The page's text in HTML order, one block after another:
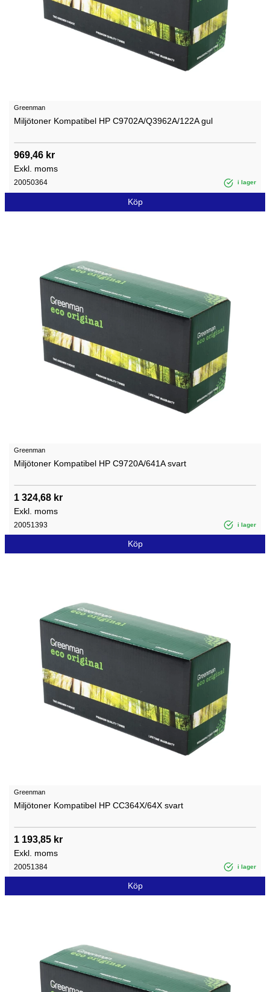
Greenman
Miljötoner Kompatibel HP C9702A/Q3962A/122A gul
969,46 kr
Exkl. moms
20050364 i lager
Köp
Greenman
Miljötoner Kompatibel HP C9720A/641A svart
1 324,68 kr
Exkl. moms
20051393 i lager
Köp
Greenman
Miljötoner Kompatibel HP CC364X/64X svart
1 193,85 kr
Exkl. moms
20051384 i lager
Köp